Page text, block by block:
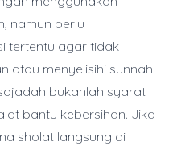
namun perlu
tertentu agar tidak
atau menyelisihi sunnah.
bukanlah syarat
bantu kebersihan. Jika
sholat langsung di